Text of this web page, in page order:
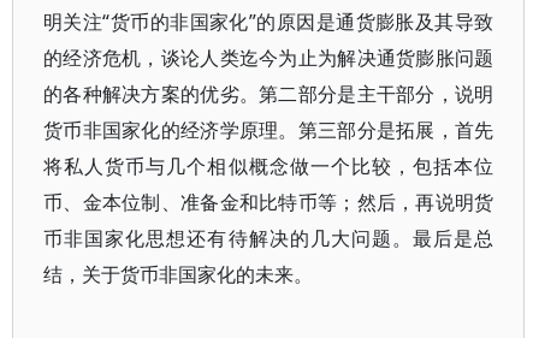
明关注“货币的非国家化”的原因是通货膨胀及其导致
的经济危机，谈论人类迄今为止为解决通货膨胀问题
的各种解决方案的优劣。第二部分是主干部分，说明
货币非国家化的经济学原理。第三部分是拓展，首先
将私人货币与几个相似概念做一个比较，包括本位
币、金本位制、准备金和比特币等；然后，再说明货
币非国家化思想还有待解决的几大问题。最后是总
结，关于货币非国家化的未来。